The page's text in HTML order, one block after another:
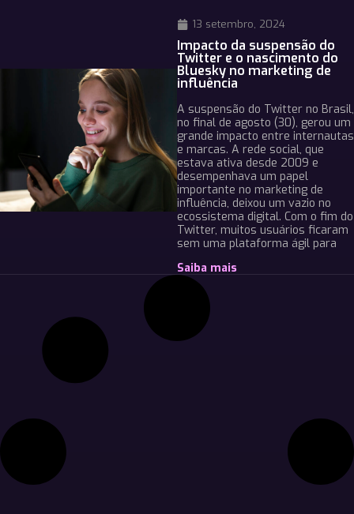
13 setembro, 2024
Impacto da suspensão do
Twitter e o nascimento do
Bluesky no marketing de
influência
A suspensão do Twitter no Brasil,
no final de agosto (30), gerou um
grande impacto entre internautas
e marcas. A rede social, que
estava ativa desde 2009 e
desempenhava um papel
importante no marketing de
influência, deixou um vazio no
ecossistema digital. Com o fim do
Twitter, muitos usuários ficaram
sem uma plataforma ágil para
Saiba mais